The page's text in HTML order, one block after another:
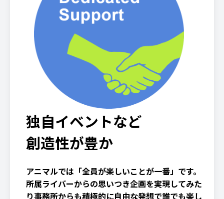
独自イベントなど
創造性が豊か
アニマルでは「全員が楽しいことが一番」です。
所属ライバーからの思いつき企画を実現してみた
り事務所からも積極的に自由な発想で誰でも楽し